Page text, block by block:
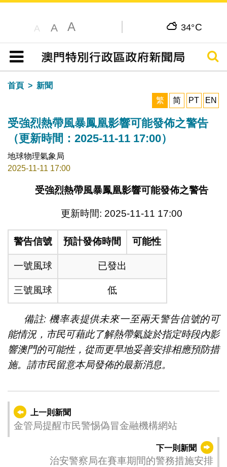
A A A 34°C
目錄
搜尋
首頁
新聞
繁
简 PT EN
受強烈熱帶風暴鳳凰影響可能發佈之警告
（更新時間：2025-11-11 17:00）
地球物理氣象局
2025-11-11 17:00
受強烈熱帶風暴鳳凰影響可能發佈之警告
更新時間: 2025-11-11 17:00
警告信號 預計發佈時間 可能性
一號風球 已發出
三號風球 低
備註: 機率表提供未來一至兩天警告信號的可
能情況，市民可藉此了解熱帶氣旋於指定時段內影
響澳門的可能性，從而更早地妥善安排相應預防措
施。請市民留意本局發佈的最新消息。
上一則新聞
金管局提醒市民警惕偽冒金融機構網站
下一則新聞
治安警察局在賽車期間的警務措施安排